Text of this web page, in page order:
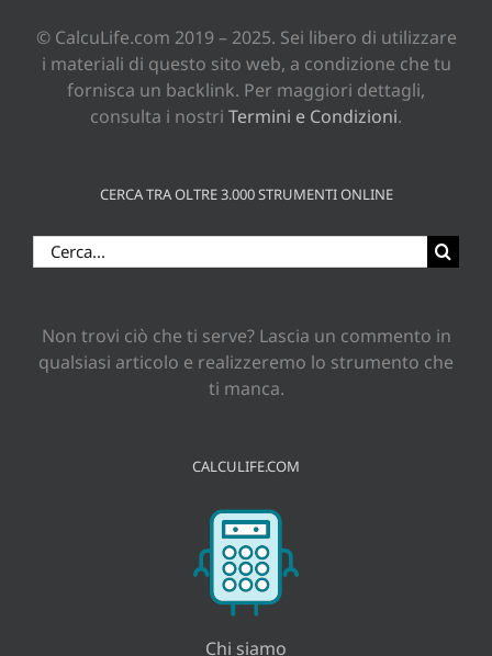
© CalcuLife.com 2019 – 2025. Sei libero di utilizzare
i materiali di questo sito web, a condizione che tu
fornisca un backlink. Per maggiori dettagli,
consulta i nostri Termini e Condizioni.
CERCA TRA OLTRE 3.000 STRUMENTI ONLINE
Cerca
per:
Non trovi ciò che ti serve? Lascia un commento in
qualsiasi articolo e realizzeremo lo strumento che
ti manca.
CALCULIFE.COM
Chi siamo